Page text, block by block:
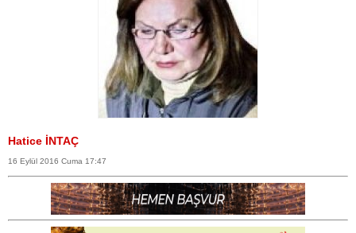
Hatice İNTAÇ
16 Eylül 2016 Cuma 17:47